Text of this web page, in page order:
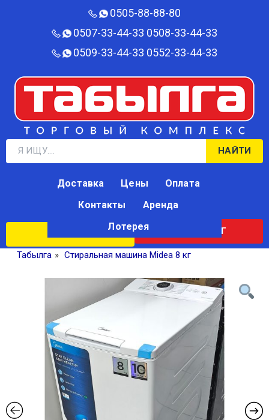
0505-88-88-80‬
0507-33-44-33 0508-33-44-33
0509-33-44-33 0552-33-44-33
НАЙТИ
КАТАЛОГ
Доставка Цены
Оплата
Контакты
Аренда
Лотерея
Табылга » Стиральная машина Midea 8 кг